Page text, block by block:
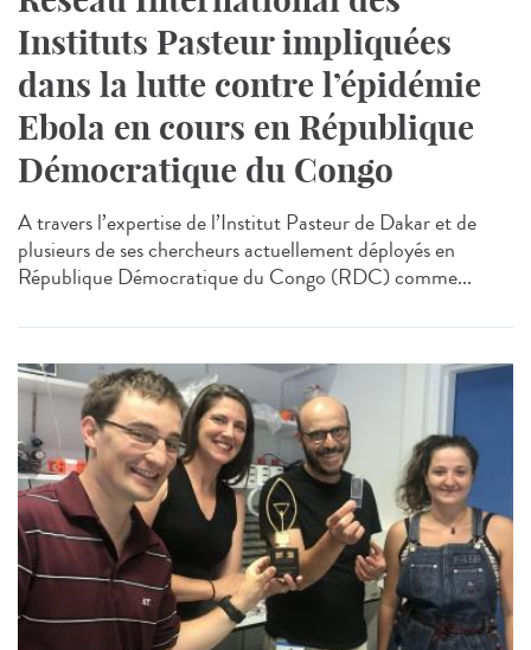
Instituts Pasteur impliquées
dans la lutte contre l’épidémie
Ebola en cours en République
Démocratique du Congo
A travers l’expertise de l’Institut Pasteur de Dakar et de
plusieurs de ses chercheurs actuellement déployés en
République Démocratique du Congo (RDC) comme...